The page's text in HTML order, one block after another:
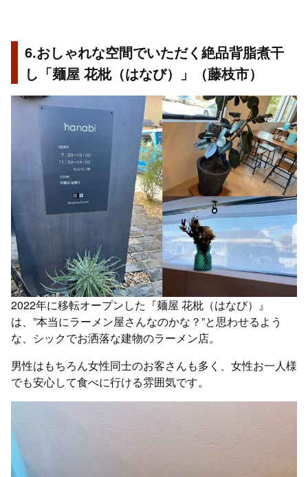
6.おしゃれな空間でいただく絶品背脂煮干
し「麺屋 花枇（はなび）」（藤枝市）
2022年に移転オープンした『麺屋 花枇（はなび）』
は、”本当にラーメン屋さんなのかな？”と思わせるよう
な、シックでお洒落な建物のラーメン店。
男性はもちろん女性同士のお客さんも多く、女性お一人様
でも安心して食べに行ける雰囲気です。